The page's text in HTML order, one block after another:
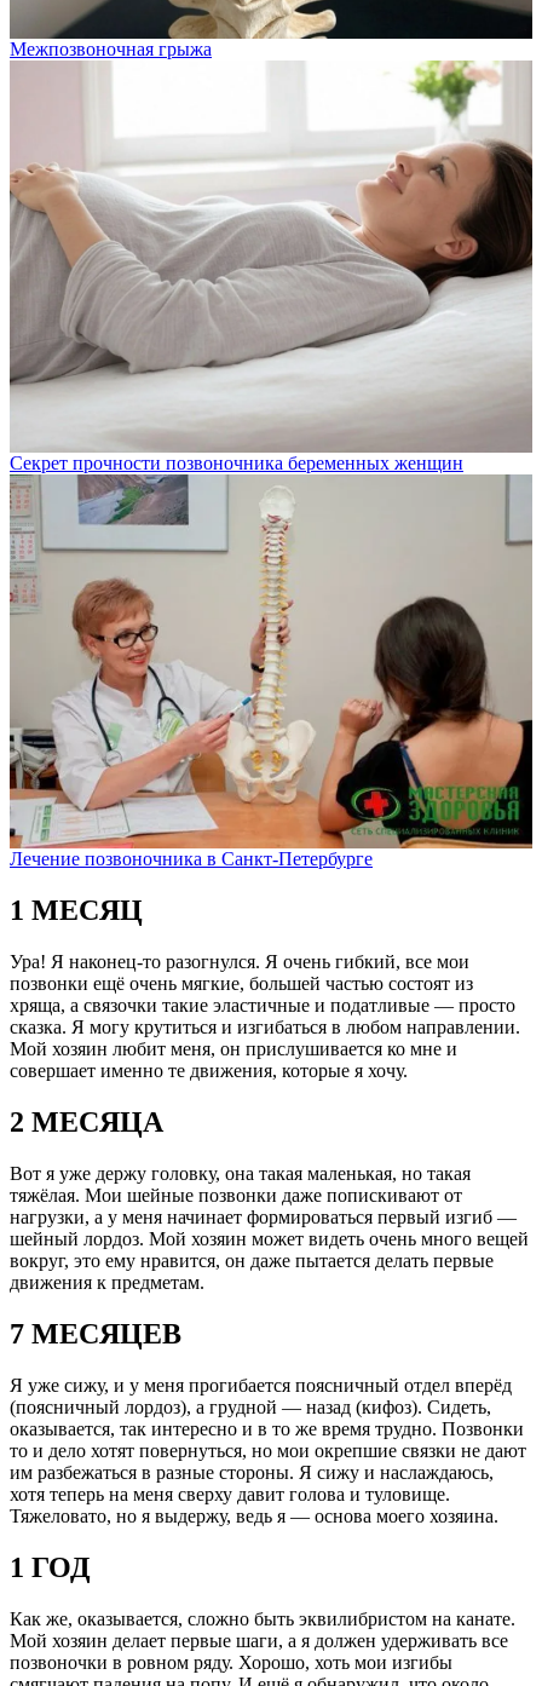
Межпозвоночная грыжа
Секрет прочности позвоночника беременных женщин
Лечение позвоночника в Санкт-Петербурге
1 МЕСЯЦ
Ура! Я наконец-то разогнулся. Я очень гибкий, все мои
позвонки ещё очень мягкие, большей частью состоят из
хряща, а связочки такие эластичные и податливые — просто
сказка. Я могу крутиться и изгибаться в любом направлении.
Мой хозяин любит меня, он прислушивается ко мне и
совершает именно те движения, которые я хочу.
2 МЕСЯЦА
Вот я уже держу головку, она такая маленькая, но такая
тяжёлая. Мои шейные позвонки даже попискивают от
нагрузки, а у меня начинает формироваться первый изгиб —
шейный лордоз. Мой хозяин может видеть очень много вещей
вокруг, это ему нравится, он даже пытается делать первые
движения к предметам.
7 МЕСЯЦЕВ
Я уже сижу, и у меня прогибается поясничный отдел вперёд
(поясничный лордоз), а грудной — назад (кифоз). Сидеть,
оказывается, так интересно и в то же время трудно. Позвонки
то и дело хотят повернуться, но мои окрепшие связки не дают
им разбежаться в разные стороны. Я сижу и наслаждаюсь,
хотя теперь на меня сверху давит голова и туловище.
Тяжеловато, но я выдержу, ведь я — основа моего хозяина.
1 ГОД
Как же, оказывается, сложно быть эквилибристом на канате.
Мой хозяин делает первые шаги, а я должен удерживать все
позвоночки в ровном ряду. Хорошо, хоть мои изгибы